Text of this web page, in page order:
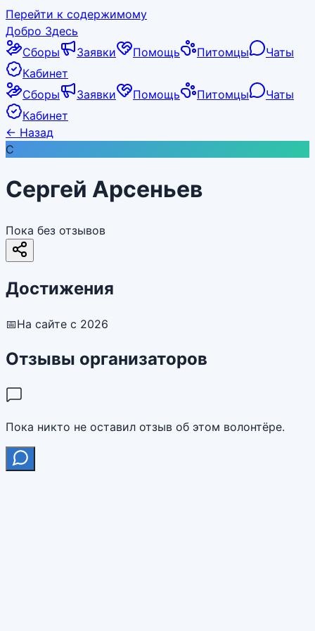
Перейти к содержимому
Добро Здесь
Сборы
Заявки Помощь Питомцы
Чаты
Кабинет
Сборы
Заявки Помощь Питомцы
Чаты
Кабинет
← Назад
С
Сергей Арсеньев
Пока без отзывов
Достижения
📅На сайте с 2026
Отзывы организаторов
Пока никто не оставил отзыв об этом волонтёре.